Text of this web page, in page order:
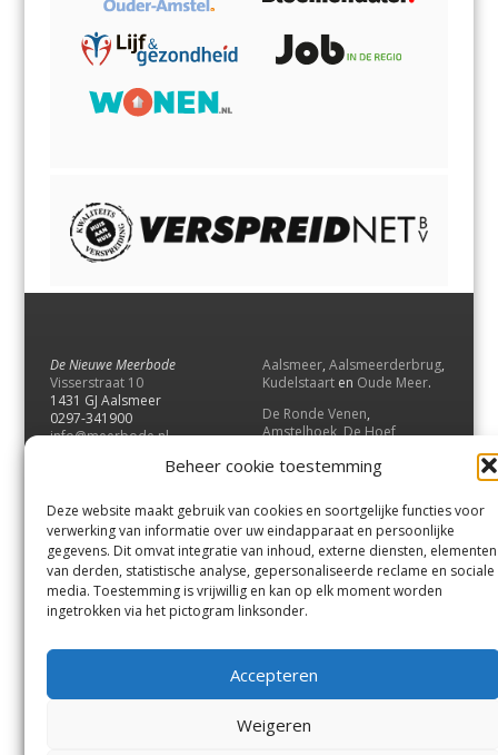
Beheer cookie toestemming
Deze website maakt gebruik van cookies en soortgelijke functies voor
verwerking van informatie over uw eindapparaat en persoonlijke
gegevens. Dit omvat integratie van inhoud, externe diensten, elementen
van derden, statistische analyse, gepersonaliseerde reclame en sociale
media. Toestemming is vrijwillig en kan op elk moment worden
ingetrokken via het pictogram linksonder.
Accepteren
Weigeren
De Nieuwe Meerbode
Visserstraat 10
1431 GJ Aalsmeer
0297-341900
info@meerbode.nl
Aalsmeer, Aalsmeerderbrug,
Kudelstaart en Oude Meer.
De Ronde Venen,
Amstelhoek,De Hoef,
Vrouwenakker,Waverveen
UithoornenDe Kwakel.
Contact
Andere uitgaven
Bezorgklacht
Vacatures
Voorwaarden
Privacyverklaring